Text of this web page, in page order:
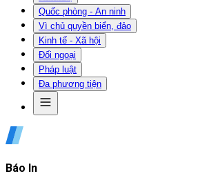
Quốc phòng - An ninh
Vì chủ quyền biển, đảo
Kinh tế - Xã hội
Đối ngoại
Pháp luật
Đa phương tiện
Báo In